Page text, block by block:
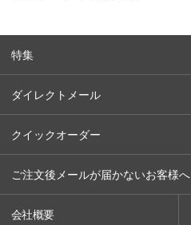
特集
ダイレクトメール
クイックオーダー
ご注文後メールが届かないお客様へ
会社概要